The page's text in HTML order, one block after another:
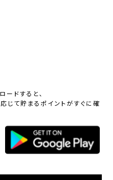
ドすると、
じて貯まるポイントがすぐに確